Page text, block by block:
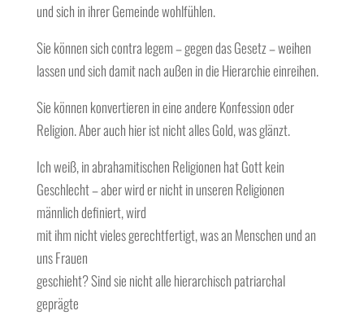
und sich in ihrer Gemeinde wohlfühlen.
Sie können sich contra legem – gegen das Gesetz – weihen
lassen und sich damit nach außen in die Hierarchie einreihen.
Sie können konvertieren in eine andere Konfession oder
Religion. Aber auch hier ist nicht alles Gold, was glänzt.
Ich weiß, in abrahamitischen Religionen hat Gott kein
Geschlecht – aber wird er nicht in unseren Religionen
männlich definiert, wird
mit ihm nicht vieles gerechtfertigt, was an Menschen und an
uns Frauen
geschieht? Sind sie nicht alle hierarchisch patriarchal
geprägte